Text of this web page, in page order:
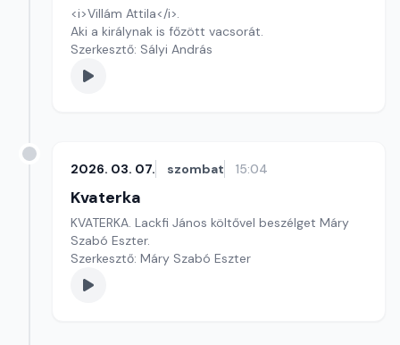
<i>Villám Attila</i>.
Aki a királynak is főzött vacsorát.
Szerkesztő: Sályi András
2026. 03. 07. szombat 15:04
Kvaterka
KVATERKA. Lackfi János költővel beszélget Máry
Szabó Eszter.
Szerkesztő: Máry Szabó Eszter